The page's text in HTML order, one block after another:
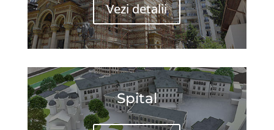
Vezi detalii
Spital